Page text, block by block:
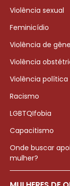
Violência sexual
Feminicídio
Violência de
Violência
Violência
Racismo
LGBTQIfobia
Capacitismo
Onde buscar
mulher?